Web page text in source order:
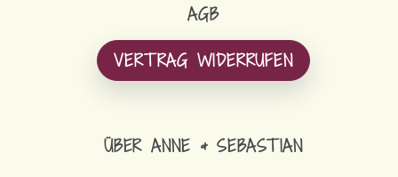
AGB
VERTRAG WIDERRUFEN
ÜBER ANNE & SEBASTIAN